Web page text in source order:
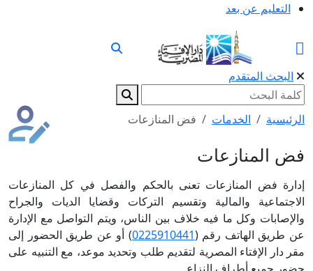
التعليم عن بعد
البحث المتقدم
الرئيسية الخدمات فض المنازعات
فض المنازعات
إدارة فض المنازعات تعنى بالحكم والفصل في كل المنازعات
الاجتماعية والمالية وتقسيم التركات وقضايا الديات والجراح
والإصابات وكل ما فيه خلاف بين الناس، ويتم التواصل مع الإدارة
عن طريق الهاتف رقم (0225910441) أو عن طريق الحضور إلى
مقر دار الإفتاء المصرية لتقديم طلب وتحديد موعد، مع التنبيه على